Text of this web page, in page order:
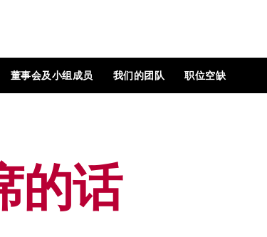
董事会及小组成员 我们的团队 职位空缺
的话